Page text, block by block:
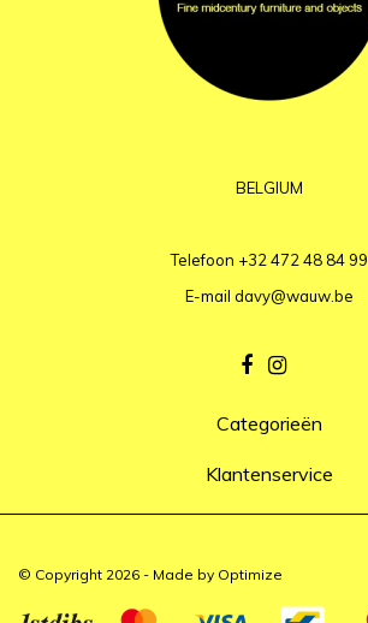
BELGIUM
Telefoon +32 472 48 84 99
E-mail davy@wauw.be
Categorieën
Klantenservice
© Copyright 2026 - Made by Optimize